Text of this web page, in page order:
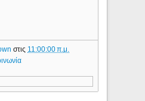
στις 11:00:00 π.μ.